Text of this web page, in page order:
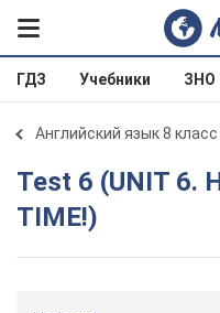
ГДЗ Учебники ЗНО
Английский язык 8
Test 6 (UNIT 6. HAVE A GOOD
TIME!)